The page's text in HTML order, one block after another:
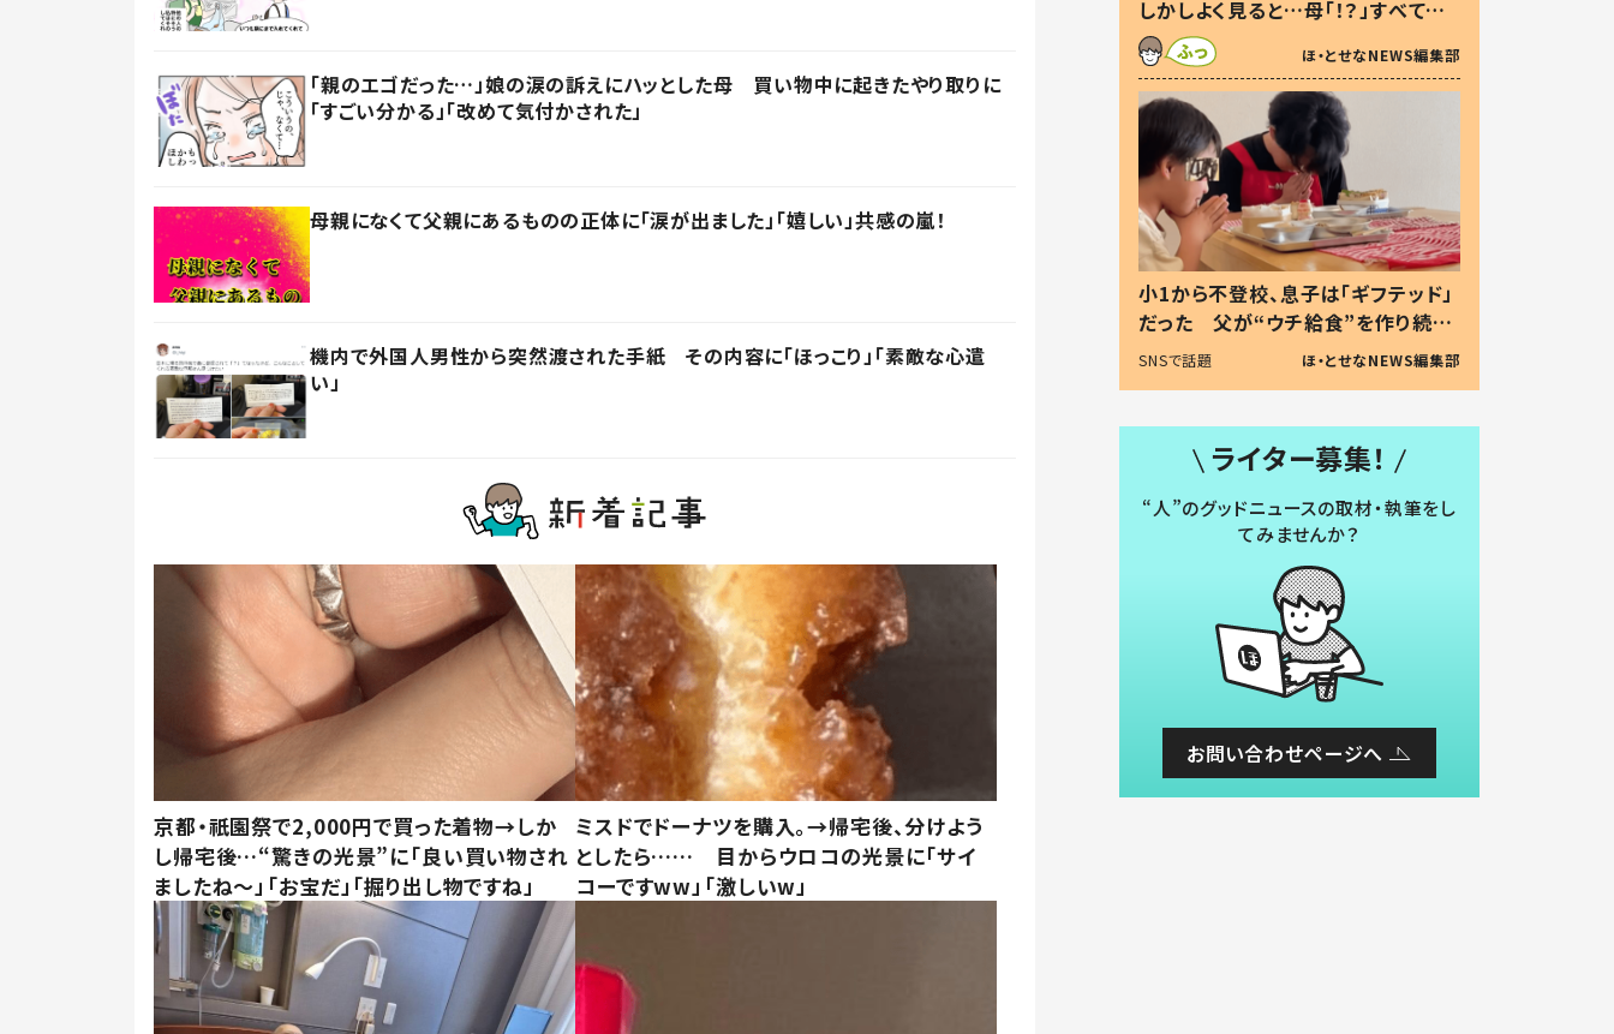
「親のエゴだった…」娘の涙の訴えにハッとした母 買い物中に起きたやり取りに
「すごい分かる」「改めて気付かされた」
母親になくて父親にあるものの正体に「涙が出ました」「嬉しい」共感の嵐！
機内で外国人男性から突然渡された手紙 その内容に「ほっこり」「素敵な心遣
い」
京都・祇園祭で2,000円で買った着物→しか
し帰宅後…“驚きの光景”に「良い買い物され
ましたね～」「お宝だ」「掘り出し物ですね」
ミスドでドーナツを購入。→帰宅後、分けよう
としたら…… 目からウロコの光景に「サイ
コーですww」「激しいw」
しかしよく見ると…母「！？」すべてを
察した母の投稿に「可愛いから許
す！」「現行犯〜」
ほ・とせなNEWS編集部
小1から不登校、息子は「ギフテッド」
だった 父が“ウチ給食”を作り続け
る理由とは #令和の親 #令和の子
SNSで話題 ほ・とせなNEWS編集部
ライター募集！
“人”のグッドニュースの取材・執筆をし
てみませんか？
お問い合わせページへ